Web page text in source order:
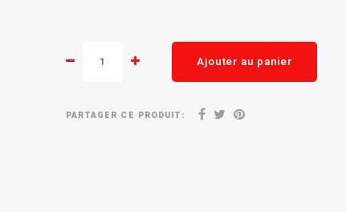
Ajouter au panier
PARTAGER CE PRODUIT: